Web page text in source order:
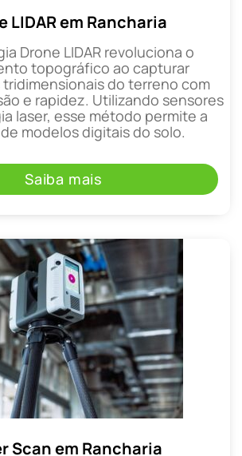
LIDAR em Rancharia
Drone LIDAR revoluciona o
topográfico ao capturar
do terreno com
e rapidez. Utilizando sensores
laser, esse método permite a
modelos digitais do solo.
Saiba mais
Scan em Rancharia